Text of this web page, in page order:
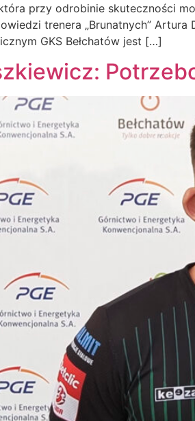
przy odrobinie skuteczności
trenera „Brunatnych”
GKS Bełchatów jest […]